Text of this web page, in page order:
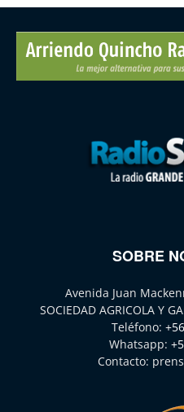
SOBRE
Avenida Juan
SOCIEDAD AGRICOLA Y
Teléfono:
Whatsapp:
Contacto: